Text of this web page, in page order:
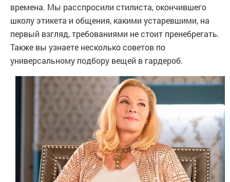
времена. Мы расспросили стилиста, окончившего
школу этикета и общения, какими устаревшими, на
первый взгляд, требованиями не стоит пренебрегать.
Также вы узнаете несколько советов по
универсальному подбору вещей в гардероб.